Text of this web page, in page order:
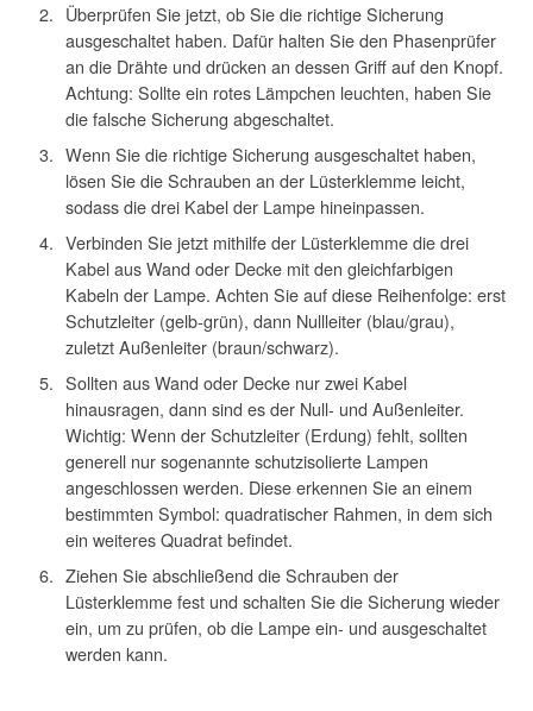
Überprüfen Sie jetzt, ob Sie die richtige Sicherung
ausgeschaltet haben. Dafür halten Sie den Phasenprüfer
an die Drähte und drücken an dessen Griff auf den Knopf.
Achtung: Sollte ein rotes Lämpchen leuchten, haben Sie
die falsche Sicherung abgeschaltet.
Wenn Sie die richtige Sicherung ausgeschaltet haben,
lösen Sie die Schrauben an der Lüsterklemme leicht,
sodass die drei Kabel der Lampe hineinpassen.
Verbinden Sie jetzt mithilfe der Lüsterklemme die drei
Kabel aus Wand oder Decke mit den gleichfarbigen
Kabeln der Lampe. Achten Sie auf diese Reihenfolge: erst
Schutzleiter (gelb-grün), dann Nullleiter (blau/grau),
zuletzt Außenleiter (braun/schwarz).
Sollten aus Wand oder Decke nur zwei Kabel
hinausragen, dann sind es der Null- und Außenleiter.
Wichtig: Wenn der Schutzleiter (Erdung) fehlt, sollten
generell nur sogenannte schutzisolierte Lampen
angeschlossen werden. Diese erkennen Sie an einem
bestimmten Symbol: quadratischer Rahmen, in dem sich
ein weiteres Quadrat befindet.
Ziehen Sie abschließend die Schrauben der
Lüsterklemme fest und schalten Sie die Sicherung wieder
ein, um zu prüfen, ob die Lampe ein- und ausgeschaltet
werden kann.